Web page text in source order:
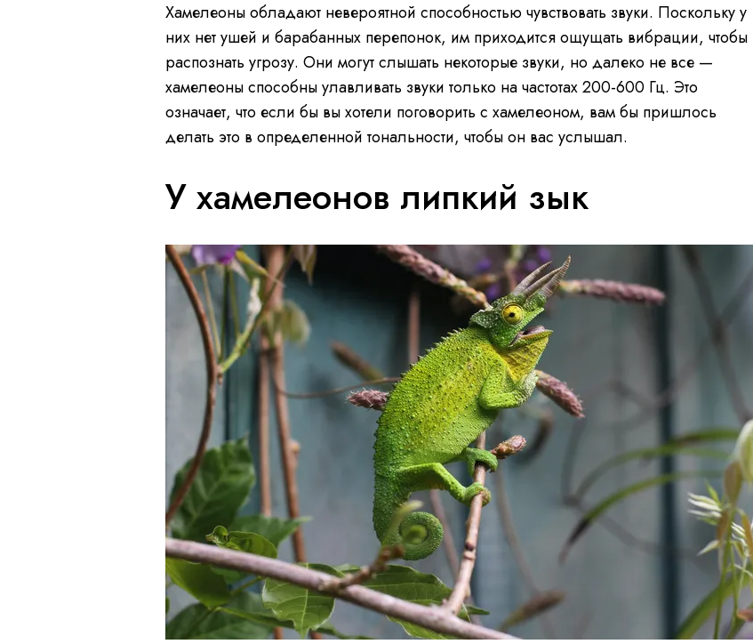
Хамелеоны обладают невероятной способностью чувствовать звуки. Поскольку у
них нет ушей и барабанных перепонок, им приходится ощущать вибрации, чтобы
распознать угрозу. Они могут слышать некоторые звуки, но далеко не все —
хамелеоны способны улавливать звуки только на частотах 200-600 Гц. Это
означает, что если бы вы хотели поговорить с хамелеоном, вам бы пришлось
делать это в определенной тональности, чтобы он вас услышал.
У хамелеонов липкий зык